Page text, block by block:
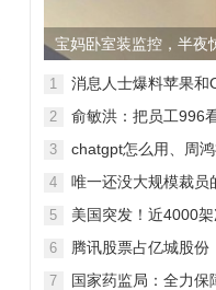
宝妈卧室装监控，半夜
警方已介入调查
1
消息人士爆料苹果和
无现金交易、未来探
2
俞敏洪：把员工996
司，建议24节气都放
3
chatgpt怎么用、周
ChatGPT企业会被淘
4
唯一还没大规模裁员
苹果还能扛多久？
5
美国突发！近4000架
2000架次航班被取消
6
腾讯股票占亿城股份
怎样的？）
7
国家药监局：全力保